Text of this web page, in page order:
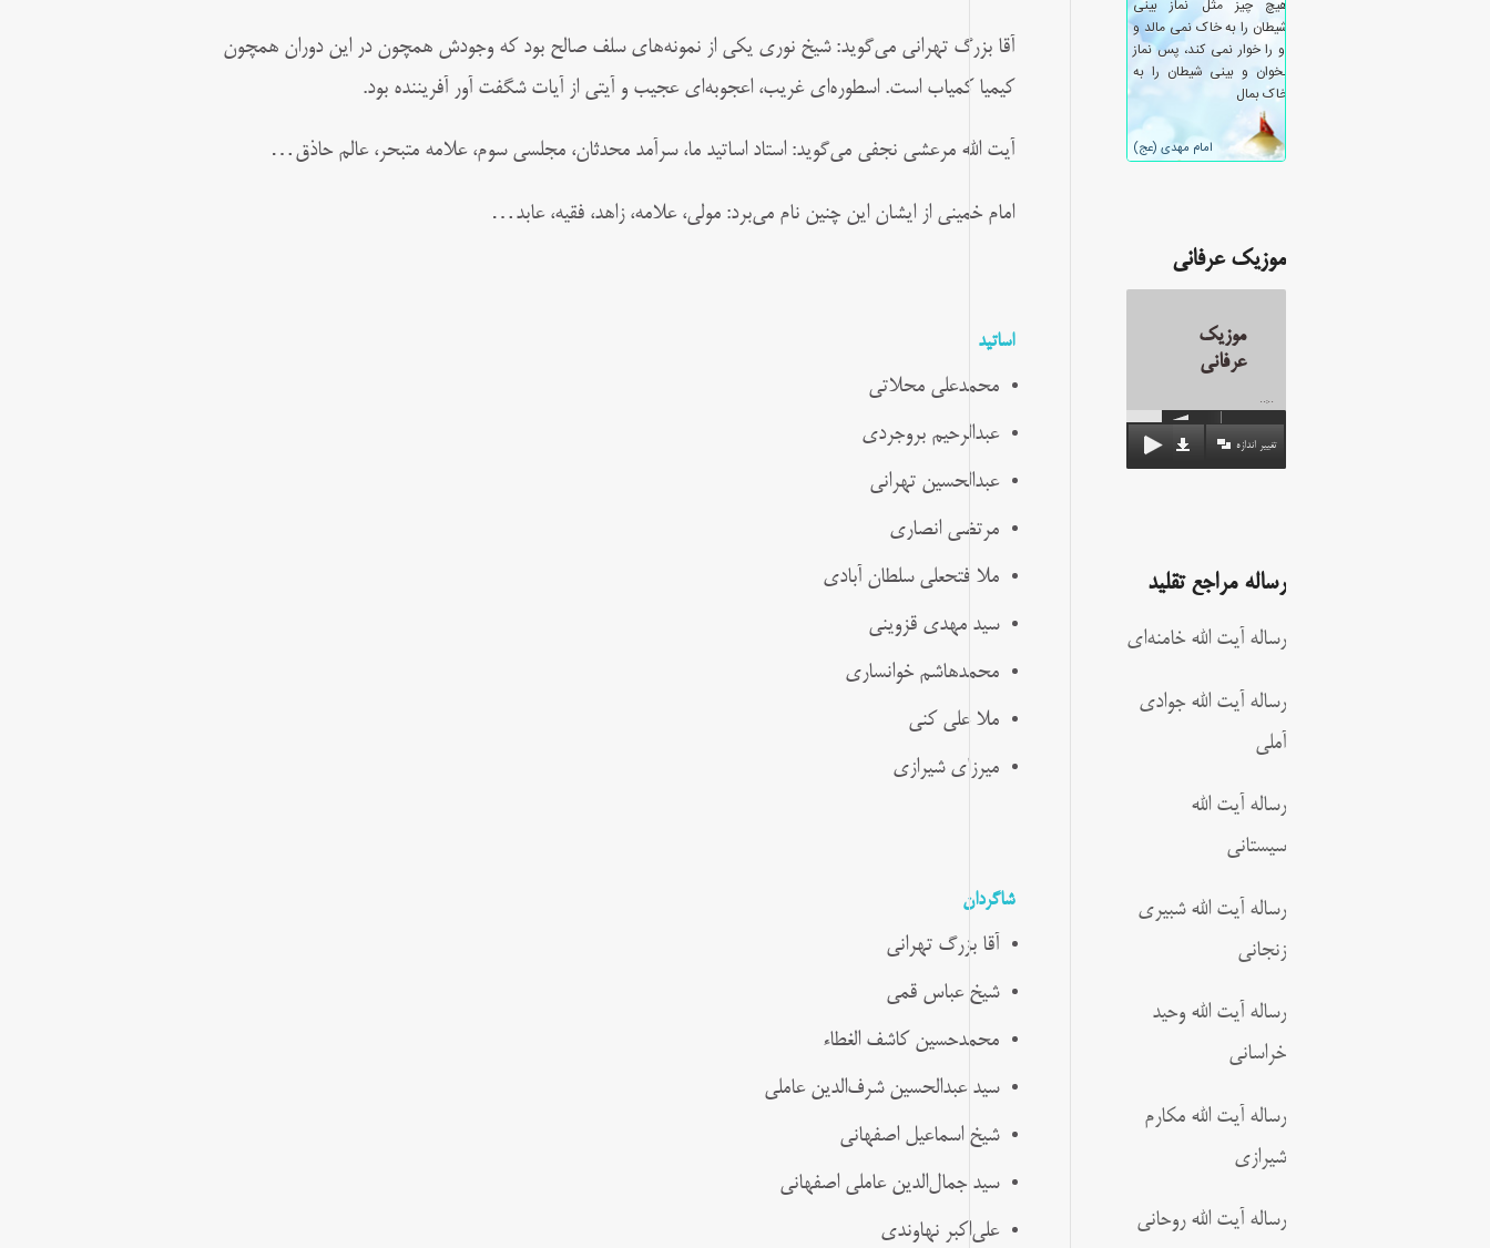
آقا بزرگ تهرانی می‌گوید: شیخ نوری یکی از نمونه‌های سلف صالح بود که وجودش همچون در این دوران همچون
کیمیا کمیاب است‌. اسطوره‌ای غریب، اعجوبه‌ای عجیب و آیتی از آیات شگفت آور آفریننده بود.
آیت الله مرعشی نجفی می‌گوید: استاد اساتید ما، سرآمد محدثان، مجلسی سوم، علامه متبحر، عالم حاذق…
امام خمینی از ایشان این چنین نام می‌برد: مولی، علامه، زاهد، فقیه، عابد…
اساتید
محمدعلی محلاتی
عبدالرحیم بروجردی
عبدالحسین تهرانی
مرتضی انصاری
ملا فتحعلی سلطان آبادی
سید مهدی قزوینی
محمدهاشم خوانساری
ملا علی کنی
میرزای شیرازی
شاگردان
آقا بزرگ تهرانی
شیخ عباس قمی
محمدحسین کاشف الغطاء
سید عبدالحسین شرف‌الدین عاملی
شیخ اسماعیل اصفهانی
سید جمال‌الدین عاملی اصفهانی
علی‌اکبر نهاوندی
موزیک عرفانی
موزیک
عرفانی
00:00
تغییر اندازه
رساله مراجع تقلید
رساله آیت الله خامنه‌ای
رساله آیت الله جوادی
آملی
رساله آیت الله
سیستانی
رساله آیت الله شبیری
زنجانی
رساله آیت الله وحید
خراسانی
رساله آیت الله مکارم
شیرازی
رساله آیت الله روحانی